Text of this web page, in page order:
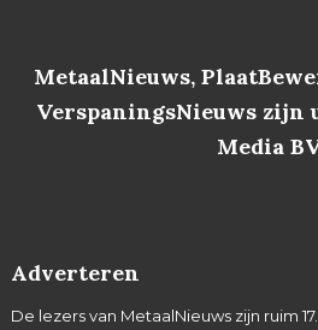
MetaalNieuws,
VerspaningsNieuws zijn
Media
Adverteren
De lezers van MetaalNieuws zijn ruim